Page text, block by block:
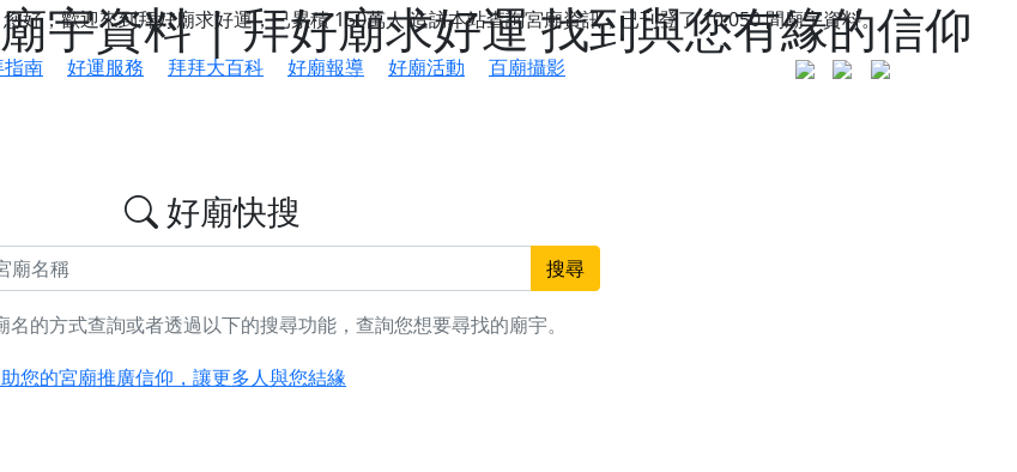
宇資料 | 拜好廟求好運 找到與您有緣的信仰
您好，歡迎來到拜好廟求好運，已累積150萬人造訪本站查詢宮廟資訊，已刊登了10,050間廟宇資料。
指南 好運服務 拜拜大百科 好廟報導 好廟活動 百廟攝影
好廟快搜
搜尋
名的方式查詢或者透過以下的搜尋功能，查詢您想要尋找的廟宇。
】 贊助支持我們推廣台灣民俗宗教文化
您的宮廟推廣信仰，讓更多人與您結緣